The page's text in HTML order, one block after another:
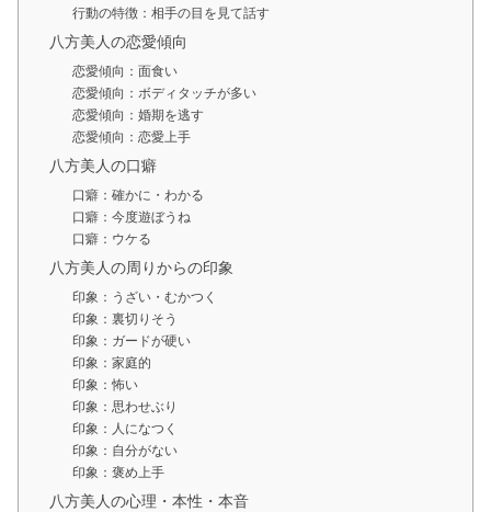
行動の特徴：相手の目を見て話す
八方美人の恋愛傾向
恋愛傾向：面食い
恋愛傾向：ボディタッチが多い
恋愛傾向：婚期を逃す
恋愛傾向：恋愛上手
八方美人の口癖
口癖：確かに・わかる
口癖：今度遊ぼうね
口癖：ウケる
八方美人の周りからの印象
印象：うざい・むかつく
印象：裏切りそう
印象：ガードが硬い
印象：家庭的
印象：怖い
印象：思わせぶり
印象：人になつく
印象：自分がない
印象：褒め上手
八方美人の心理・本性・本音